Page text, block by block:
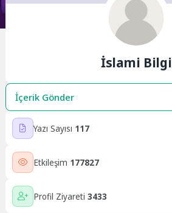
İslami Bilgi
İçerik Gönder
Yazı Sayısı 117
Etkileşim 177827
Profil Ziyareti 3433